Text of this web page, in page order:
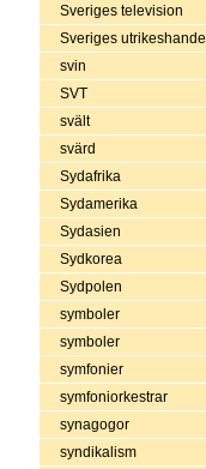
Sveriges television
Sveriges utrikeshandel
svin
SVT
svält
svärd
Sydafrika
Sydamerika
Sydasien
Sydkorea
Sydpolen
symboler
symboler
symfonier
symfoniorkestrar
synagogor
syndikalism